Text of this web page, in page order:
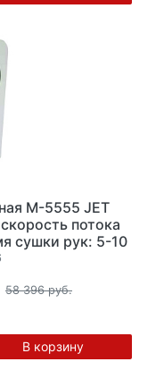
М-5555 JET
потока
сушки рук: 5-10
цвет белый,
58 396 руб.
В корзину